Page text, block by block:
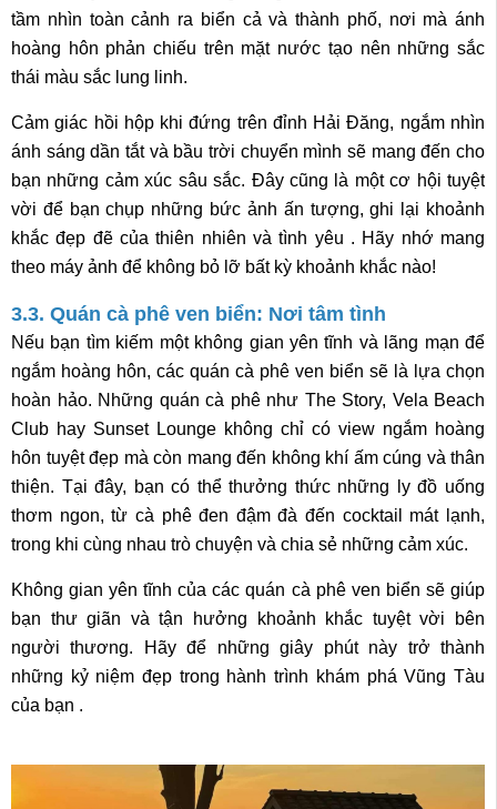
tầm nhìn toàn cảnh ra biển cả và thành phố, nơi mà ánh
hoàng hôn phản chiếu trên mặt nước tạo nên những sắc
thái màu sắc lung linh.
Cảm giác hồi hộp khi đứng trên đỉnh Hải Đăng, ngắm nhìn
ánh sáng dần tắt và bầu trời chuyển mình sẽ mang đến cho
bạn những cảm xúc sâu sắc. Đây cũng là một cơ hội tuyệt
vời để bạn chụp những bức ảnh ấn tượng, ghi lại khoảnh
khắc đẹp đẽ của thiên nhiên và tình yêu . Hãy nhớ mang
theo máy ảnh để không bỏ lỡ bất kỳ khoảnh khắc nào!
3.3. Quán cà phê ven biển: Nơi tâm tình
Nếu bạn tìm kiếm một không gian yên tĩnh và lãng mạn để
ngắm hoàng hôn, các quán cà phê ven biển sẽ là lựa chọn
hoàn hảo. Những quán cà phê như The Story, Vela Beach
Club hay Sunset Lounge không chỉ có view ngắm hoàng
hôn tuyệt đẹp mà còn mang đến không khí ấm cúng và thân
thiện. Tại đây, bạn có thể thưởng thức những ly đồ uống
thơm ngon, từ cà phê đen đậm đà đến cocktail mát lạnh,
trong khi cùng nhau trò chuyện và chia sẻ những cảm xúc.
Không gian yên tĩnh của các quán cà phê ven biển sẽ giúp
bạn thư giãn và tận hưởng khoảnh khắc tuyệt vời bên
người thương. Hãy để những giây phút này trở thành
những kỷ niệm đẹp trong hành trình khám phá Vũng Tàu
của bạn .